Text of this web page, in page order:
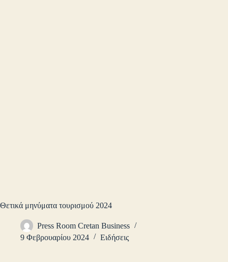
Θετικά μηνύματα τουρισμού 2024
Press Room Cretan Business
9 Φεβρουαρίου 2024
Ειδήσεις